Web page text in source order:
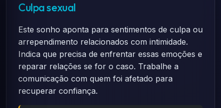
Culpa sexual
Este sonho aponta para sentimentos de culpa ou
arrependimento relacionados com intimidade.
Indica que precisa de enfrentar essas emoções e
reparar relações se for o caso. Trabalhe a
comunicação com quem foi afetado para
recuperar confiança.